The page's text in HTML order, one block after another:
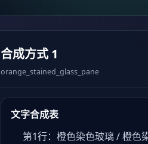
合成方式 1
orange_stained_glass_pane
文字合成表
第1行：橙色染色玻璃 / 橙色